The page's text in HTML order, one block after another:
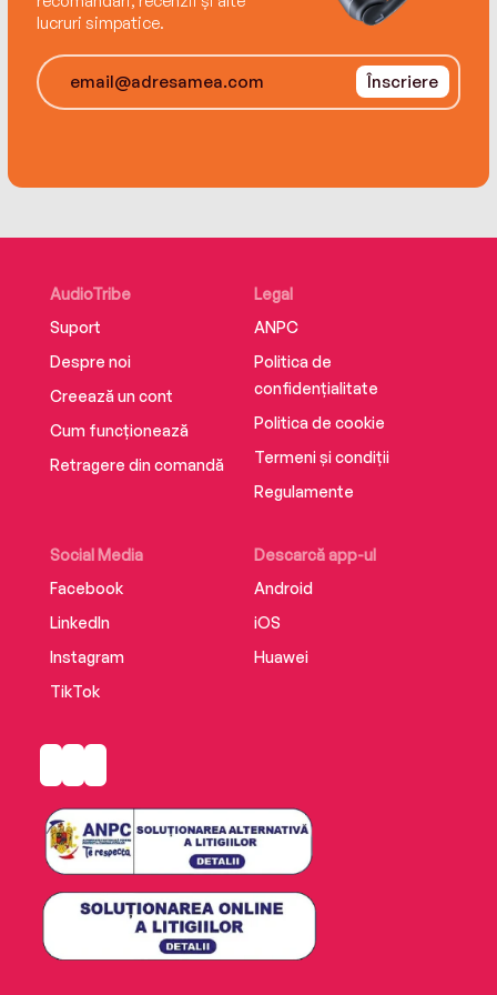
lucruri simpatice.
Înscriere
AudioTribe
Suport
Despre noi
Creează un cont
Cum funcționează
Retragere din comandă
Social Media
Facebook
LinkedIn
Instagram
TikTok
Descarcă app-ul
Android
iOS
Huawei
Legal
ANPC
Politica de
confidențialitate
Politica de cookie
Termeni și condiții
Regulamente